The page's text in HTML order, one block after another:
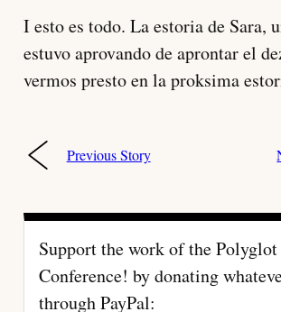
I esto es todo. La estoria de Sara,
estuvo aprovando de aprontar el
vermos presto en la proksima
Previous Story
Post
Support the work of the Polyglot
Conference! by donating
through PayPal: